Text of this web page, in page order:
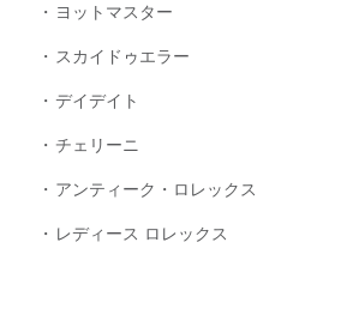
ヨットマスター
スカイドゥエラー
デイデイト
チェリーニ
アンティーク・ロレックス
レディース ロレックス